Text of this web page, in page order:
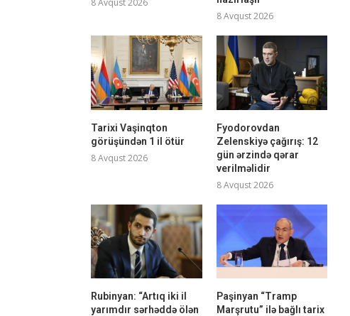
8 Avqust 2026
8 Avqust 2026
Tarixi Vaşinqton
görüşündən 1 il ötür
8 Avqust 2026
Fyodorovdan
Zelenskiyə çağırış: 12
gün ərzində qərar
verilməlidir
8 Avqust 2026
Rubinyan: “Artıq iki il
yarımdır sərhəddə ölən
Paşinyan “Tramp
Marşrutu” ilə bağlı tarix